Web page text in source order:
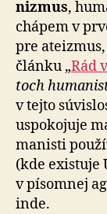
nizmus,
chápem v
pre
článku „Rád
toch
v tejto
uspo­ko­juje
ma­nisti
(kde existuje
v pí­somnej
inde.